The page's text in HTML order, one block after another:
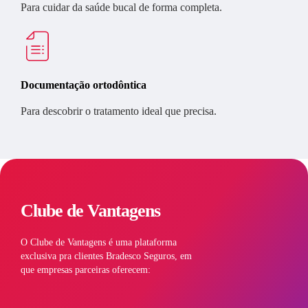
Para cuidar da saúde bucal de forma completa.
Documentação ortodôntica
Para descobrir o tratamento ideal que precisa.
Clube de Vantagens
O Clube de Vantagens é uma plataforma
exclusiva pra clientes Bradesco Seguros, em
que empresas parceiras oferecem: